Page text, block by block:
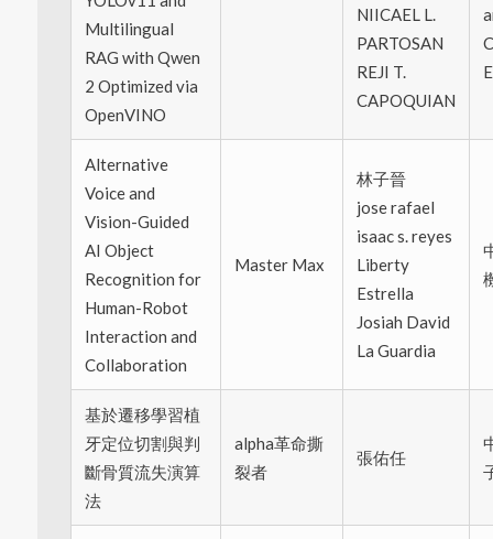
Multilingual
RAG with Qwen
2 Optimized via
OpenVINO
NIICAEL L.
PARTOSAN
REJI T.
CAPOQUIAN
Alternative
Voice and
Vision-Guided
AI Object
Recognition for
Human-Robot
Interaction and
Collaboration
Master Max
林子晉
jose rafael
isaac s. reyes
Liberty
Estrella
Josiah David
La Guardia
基於遷移學習植
牙定位切割與判
斷骨質流失演算
法
alpha革命撕
裂者
張佑任